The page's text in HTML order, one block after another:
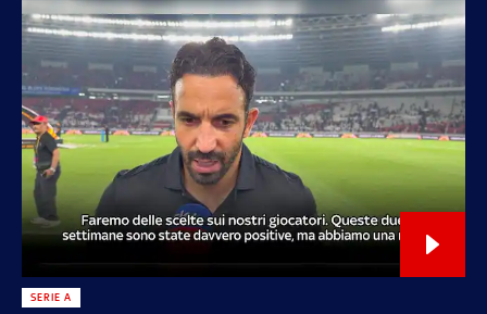
SERIE A